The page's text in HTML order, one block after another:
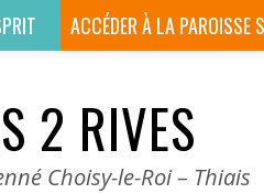
ACCÉDER À LAPAROISSE
2 RIVES
Choisy-le-Roi – Thiais